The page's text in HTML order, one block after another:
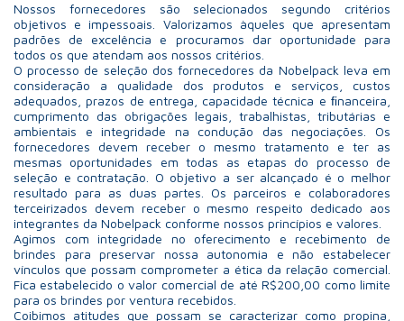
Nossos fornecedores são selecionados segundo critérios
objetivos e impessoais. Valorizamos àqueles que apresentam
padrões de excelência e procuramos dar oportunidade para
todos os que atendam aos nossos critérios.
O processo de seleção dos fornecedores da Nobelpack leva em
consideração a qualidade dos produtos e serviços, custos
adequados, prazos de entrega, capacidade técnica e ﬁnanceira,
cumprimento das obrigações legais, trabalhistas, tributárias e
ambientais e integridade na condução das negociações. Os
fornecedores devem receber o mesmo tratamento e ter as
mesmas oportunidades em todas as etapas do processo de
seleção e contratação. O objetivo a ser alcançado é o melhor
resultado para as duas partes. Os parceiros e colaboradores
terceirizados devem receber o mesmo respeito dedicado aos
integrantes da Nobelpack conforme nossos princípios e valores.
Agimos com integridade no oferecimento e recebimento de
brindes para preservar nossa autonomia e não estabelecer
vínculos que possam comprometer a ética da relação comercial.
Fica estabelecido o valor comercial de até R$200,00 como limite
para os brindes por ventura recebidos.
Coibimos atitudes que possam se caracterizar como propina,